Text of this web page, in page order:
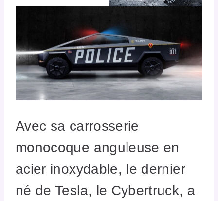
Avec sa carrosserie
monocoque anguleuse en
acier inoxydable, le dernier
né de Tesla, le Cybertruck, a